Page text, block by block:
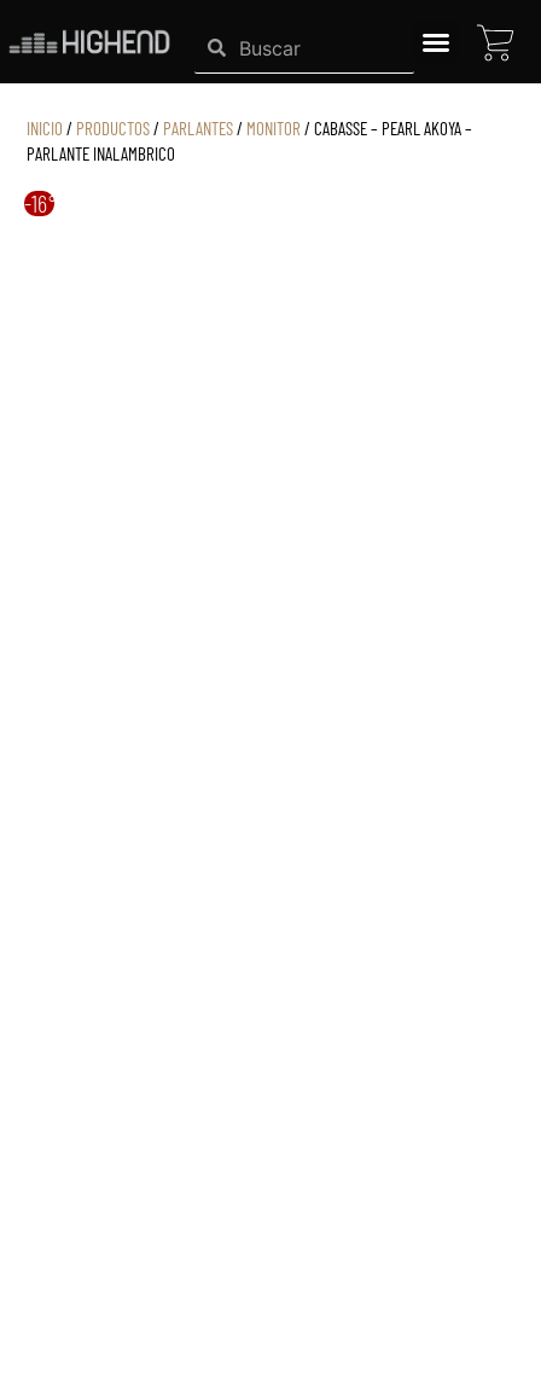
contenido
Search
INICIO / PRODUCTOS/ PARLANTES/ MONITOR / CABASSE – PEARL AKOYA –
PARLANTE INALAMBRICO
-16%